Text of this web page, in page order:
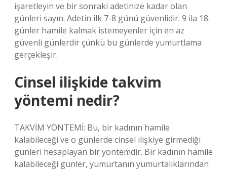
işaretleyin ve bir sonraki adetinize kadar olan
günleri sayın. Adetin ilk 7-8 günü güvenlidir. 9 ila 18.
günler hamile kalmak istemeyenler için en az
güvenli günlerdir çünkü bu günlerde yumurtlama
gerçekleşir.
Cinsel ilişkide takvim
yöntemi nedir?
TAKVİM YÖNTEMİ: Bu, bir kadının hamile
kalabileceği ve o günlerde cinsel ilişkiye girmediği
günleri hesaplayan bir yöntemdir. Bir kadının hamile
kalabileceği günler, yumurtanın yumurtalıklarından